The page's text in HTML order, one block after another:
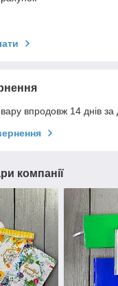
впродовж 14 днів за
компанії